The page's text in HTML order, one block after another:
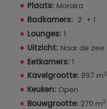
Plaats: Moraira
Badkamers: 2 + 1
Lounges: 1
Uitzicht: Naar de zee
Eetkamers: 1
Kavelgrootte: 897 m2
Keuken: Open
Bouwgrootte: 270 m2